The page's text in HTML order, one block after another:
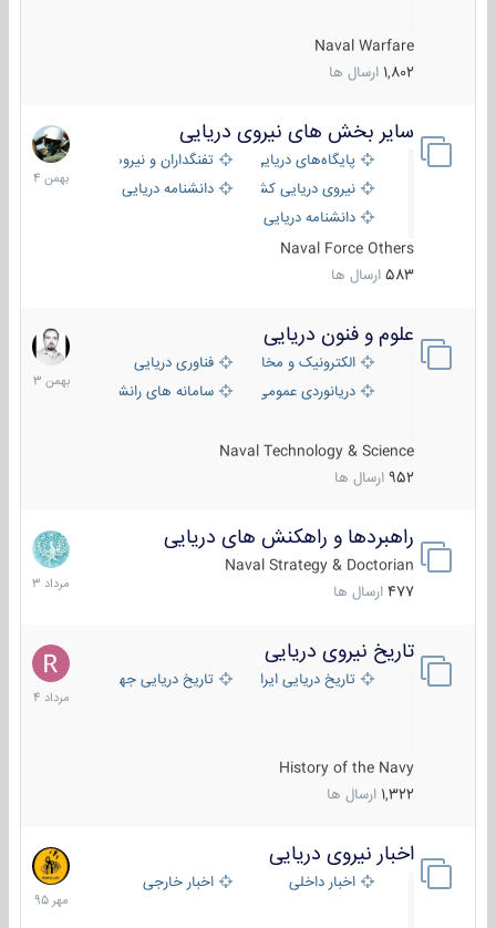
Naval Warfare
1,802 ارسال ها
سایر بخش های نیروی دریایی
پایگاه‌های دریایی
تفنگداران و نیروهای ویژه‌ی دریایی
نیروی دریایی کشورهای مختلفدانشنامه دریایی
دانشنامه دریایی کپی
Naval Force Others
583 ارسال ها
22
بهمن
1404
علوم و فنون دریایی
الکترونیک و مخابرات دریاییفناوری دریایی
دریانوردی عمومی
سامانه های رانشی دریایی
Naval Technology & Science
952 ارسال ها
6
بهمن
1403
راهبردها و راهکنش های دریایی
Naval Strategy & Doctorian
477 ارسال ها
2
مرداد
1403
تاریخ نیروی دریایی
تاریخ دریایی ایران تاریخ دریایی جهان
History of the Navy
1,322 ارسال ها
16
مرداد
1404
اخبار نیروی دریایی
اخبار داخلی اخبار خارجی
27
مهر
1395